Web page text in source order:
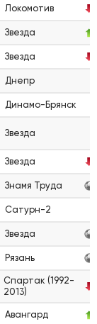
Локомотив
Звезда
Звезда
Днепр
Динамо-Брянск
Звезда
Звезда
Знамя Труда
Сатурн-2
Звезда
Рязань
Спартак (1992-
2013)
Авангард